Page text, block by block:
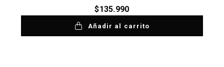
$135.990
Añadir al carrito